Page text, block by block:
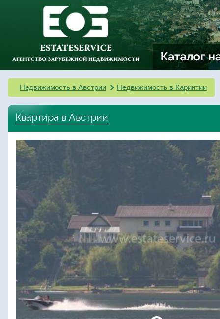
Недвижимость в Австрии Недвижимость в Каринтии
Квартира в Австрии